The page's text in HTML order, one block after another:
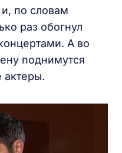
по словам
раз обогнул
А во
поднимутся
актеры.